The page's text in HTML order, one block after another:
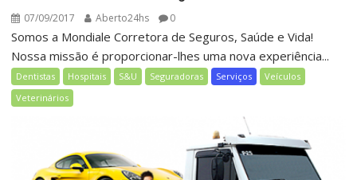
07/09/2017 Aberto24hs 0
Somos a Mondiale Corretora de Seguros, Saúde e Vida!
Nossa missão é proporcionar-lhes uma nova experiência...
Dentistas Hospitais S&U Seguradoras Serviços
Veículos
Veterinários